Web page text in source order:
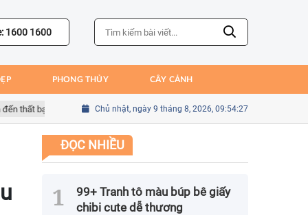
1600 1600
PHONG THỦY CÂY CẢNH
bại của Bồ Đào Nha Sai lầm của Kim Seung-gyu trong trận gặp
Chủ nhật, ngày 9 tháng 8, 2026, 09:54:28
ĐỌC NHIỀU
99+ Tranh tô màu búp bê giấy
chibi cute dễ thương